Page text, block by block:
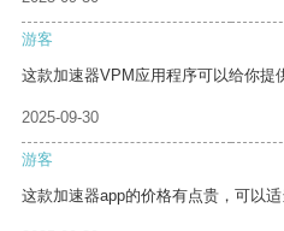
游客
这款加速器VPM应用程序可以给你提
2025-09-30
游客
这款加速器app的价格有点贵，可以